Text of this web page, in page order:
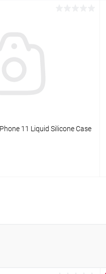
11 Liquid Silicone Case
К сравнению